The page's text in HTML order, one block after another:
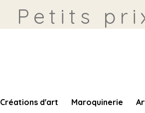
Petits
Créations d'art Maroquinerie